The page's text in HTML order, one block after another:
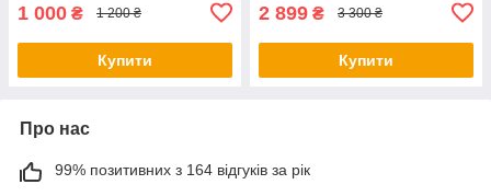
1 000 ₴ 1 200 ₴
Купити
2 899 ₴ 3 300 ₴
Купити
Про нас
99% позитивних з 164 відгуків за рік